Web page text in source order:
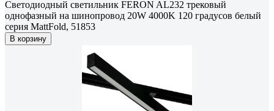
Светодиодный светильник FERON AL232 трековый
однофазный на шинопровод 20W 4000K 120 градусов белый
серия MattFold, 51853
В корзину